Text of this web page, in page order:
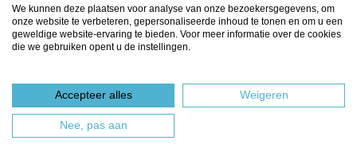
We kunnen deze plaatsen voor analyse van onze bezoekersgegevens, om
onze website te verbeteren, gepersonaliseerde inhoud te tonen en om u een
geweldige website-ervaring te bieden. Voor meer informatie over de cookies
die we gebruiken opent u de instellingen.
Accepteer alles Weigeren
Nee, pas aan